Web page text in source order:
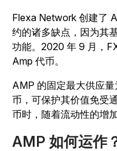
Flexa Network 创建了
约的诸多缺点，因为其
功能。2020 年 9 月，
Amp 代币。
AMP 的固定最大供应量
币 ，可保护其价值免受
币时，随着流动性的增
AMP 如何运作